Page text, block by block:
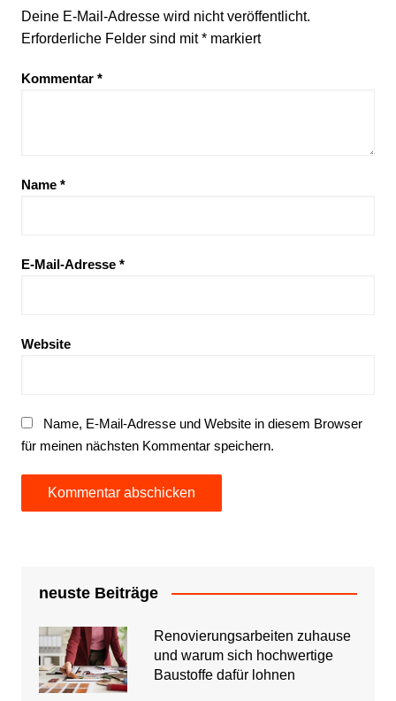
Deine E-Mail-Adresse wird nicht veröffentlicht.
Erforderliche Felder sind mit*markiert
Kommentar *
Name *
E-Mail-Adresse *
Website
Name, E-Mail-Adresse und Website in diesem Browser
für meinen nächsten Kommentar speichern.
neuste Beiträge
Renovierungsarbeiten zuhause
und warum sich hochwertige
Baustoffe dafür lohnen